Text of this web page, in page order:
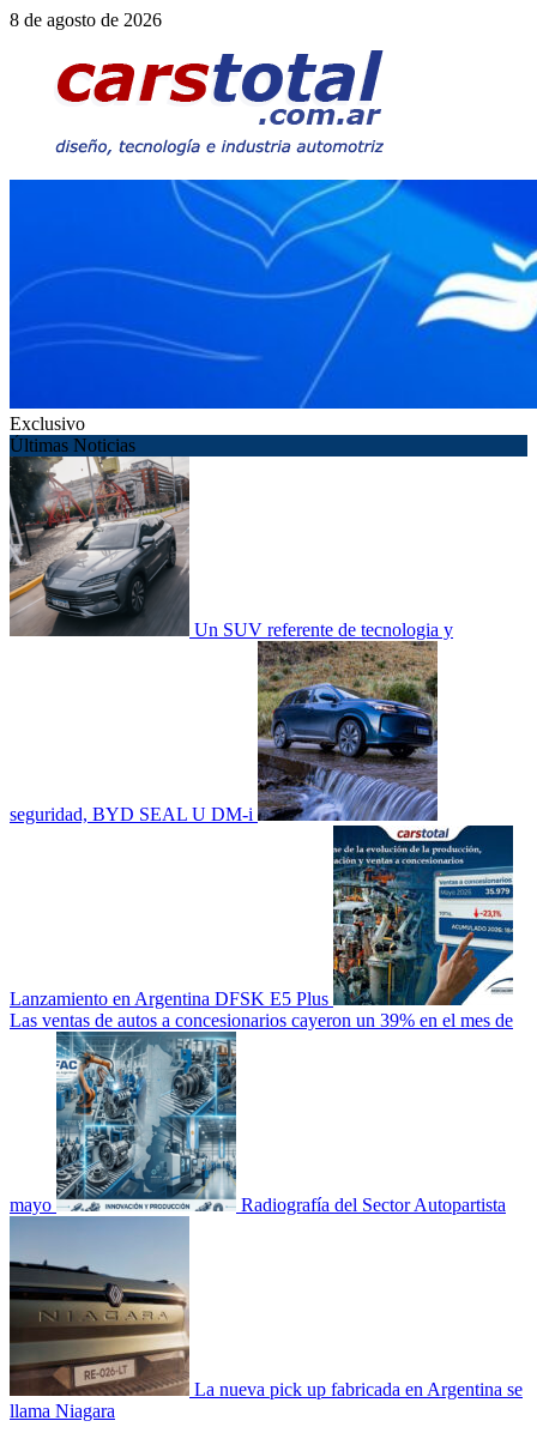
Saltar
contenido
8 de agosto de 2026
Exclusivo
Últimas Noticias
Un SUV referente de tecnologia y
seguridad, BYD SEAL U DM-i
Lanzamiento en Argentina DFSK E5 Plus
Las ventas de autos a concesionarios cayeron un 39% en el mes de
mayo Radiografía del Sector Autopartista
La nueva pick up fabricada en Argentina se
llama Niagara